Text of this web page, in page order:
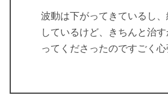
波動は下がってきているし
しているけど、きちんと治
ってくださったのですごく心